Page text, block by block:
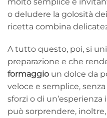
o deludere la golosità
ricetta combina
A tutto questo, poi, si
preparazione e che
formaggio un dolce da
veloce e semplice,
sforzi o di
può sorprendere,